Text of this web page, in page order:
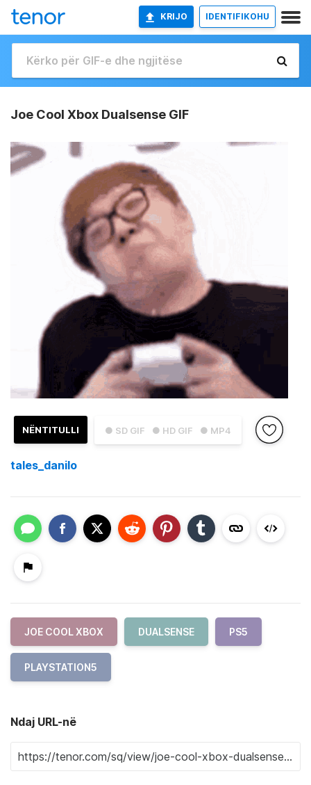
KRIJO IDENTIFIKOHU
Joe Cool Xbox Dualsense GIF
● SD GIF ● HD GIF ● MP4
NËNTITULLI
tales_danilo
JOE COOL XBOX DUALSENSE PS5
PLAYSTATION5
Ndaj URL-në